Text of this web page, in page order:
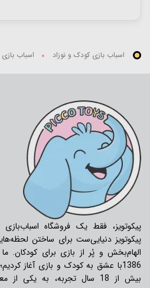
اسباب بازی کودک و نوزاد اسباب بازی
پیکوتویز، فقط یک فروشگاه
پیکوتویز دنیایی‌ست برای ساختن
الهام‌بخش و پُر از بازی برای کودکان.
1386با عشق به کودک و بازی آغاز
بیش از 18 سال تجربه، به یکی از